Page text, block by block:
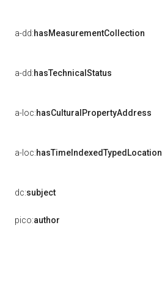
a-dd:hasMeasurementCollection
a-dd:hasTechnicalStatus
a-loc:hasCulturalPropertyAddress
a-loc:hasTimeIndexedTypedLocation
dc:subject
pico:author